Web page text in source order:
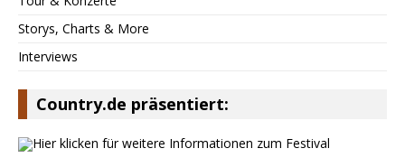
Storys, Charts & More
Interviews
Country.de präsentiert: